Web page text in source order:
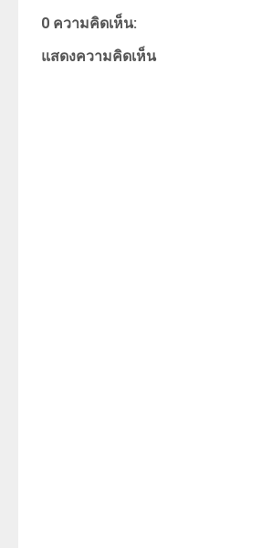
0 ความคิดเห็น:
แสดงความคิดเห็น